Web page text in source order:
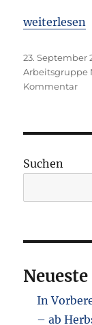
weiterlesen
Veröffentlicht
am
23. September
Arbeitsgruppe
Kommentarzu
der
Suchen
In
– ab